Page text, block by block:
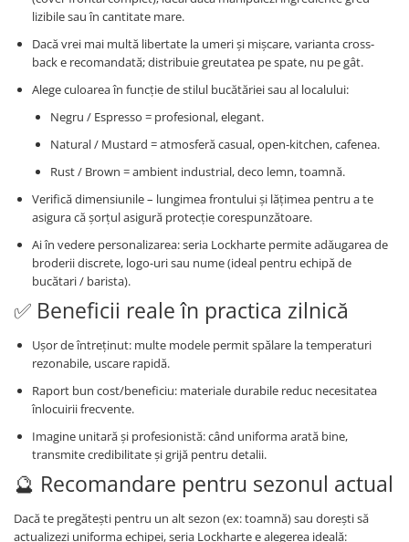
lizibile sau în cantitate mare.
Dacă vrei mai multă libertate la umeri şi mişcare, varianta cross-
back e recomandată; distribuie greutatea pe spate, nu pe gât.
Alege culoarea în funcţie de stilul bucătăriei sau al localului:
Negru / Espresso = profesional, elegant.
Natural / Mustard = atmosferă casual, open-kitchen, cafenea.
Rust / Brown = ambient industrial, deco lemn, toamnă.
Verifică dimensiunile – lungimea frontului şi lăţimea pentru a te
asigura că şorţul asigură protecţie corespunzătoare.
Ai în vedere personalizarea: seria Lockharte permite adăugarea de
broderii discrete, logo-uri sau nume (ideal pentru echipă de
bucătari / barista).
✅ Beneficii reale în practica zilnică
Uşor de întreţinut: multe modele permit spălare la temperaturi
rezonabile, uscare rapidă.
Raport bun cost/beneficiu: materiale durabile reduc necesitatea
înlocuirii frecvente.
Imagine unitară şi profesionistă: când uniforma arată bine,
transmite credibilitate şi grijă pentru detalii.
🔮 Recomandare pentru sezonul actual
Dacă te pregăteşti pentru un alt sezon (ex: toamnă) sau doreşti să
actualizezi uniforma echipei, seria Lockharte e alegerea ideală: